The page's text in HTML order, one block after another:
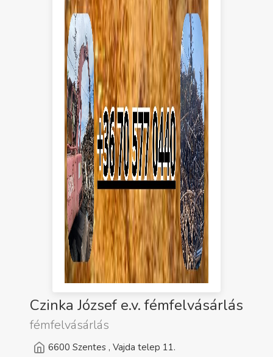
Czinka József e.v. fémfelvásárlás
fémfelvásárlás
6600 Szentes , Vajda telep 11.